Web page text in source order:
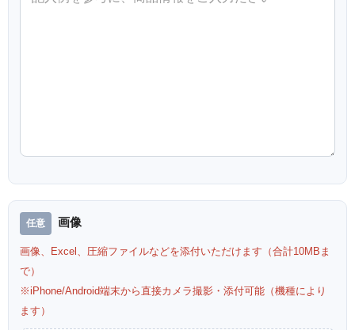
画像
画像、Excel、圧縮ファイルなどを添付いただけます（合計10MBま
で）
※iPhone/Android端末から直接カメラ撮影・添付可能（機種により
ます）